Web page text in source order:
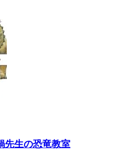
先生の恐竜教室